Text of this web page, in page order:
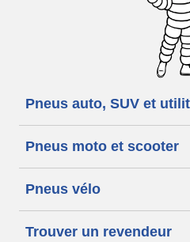
Pneus auto, SUV et
Pneus moto et scooter
Pneus vélo
Trouver un revendeur